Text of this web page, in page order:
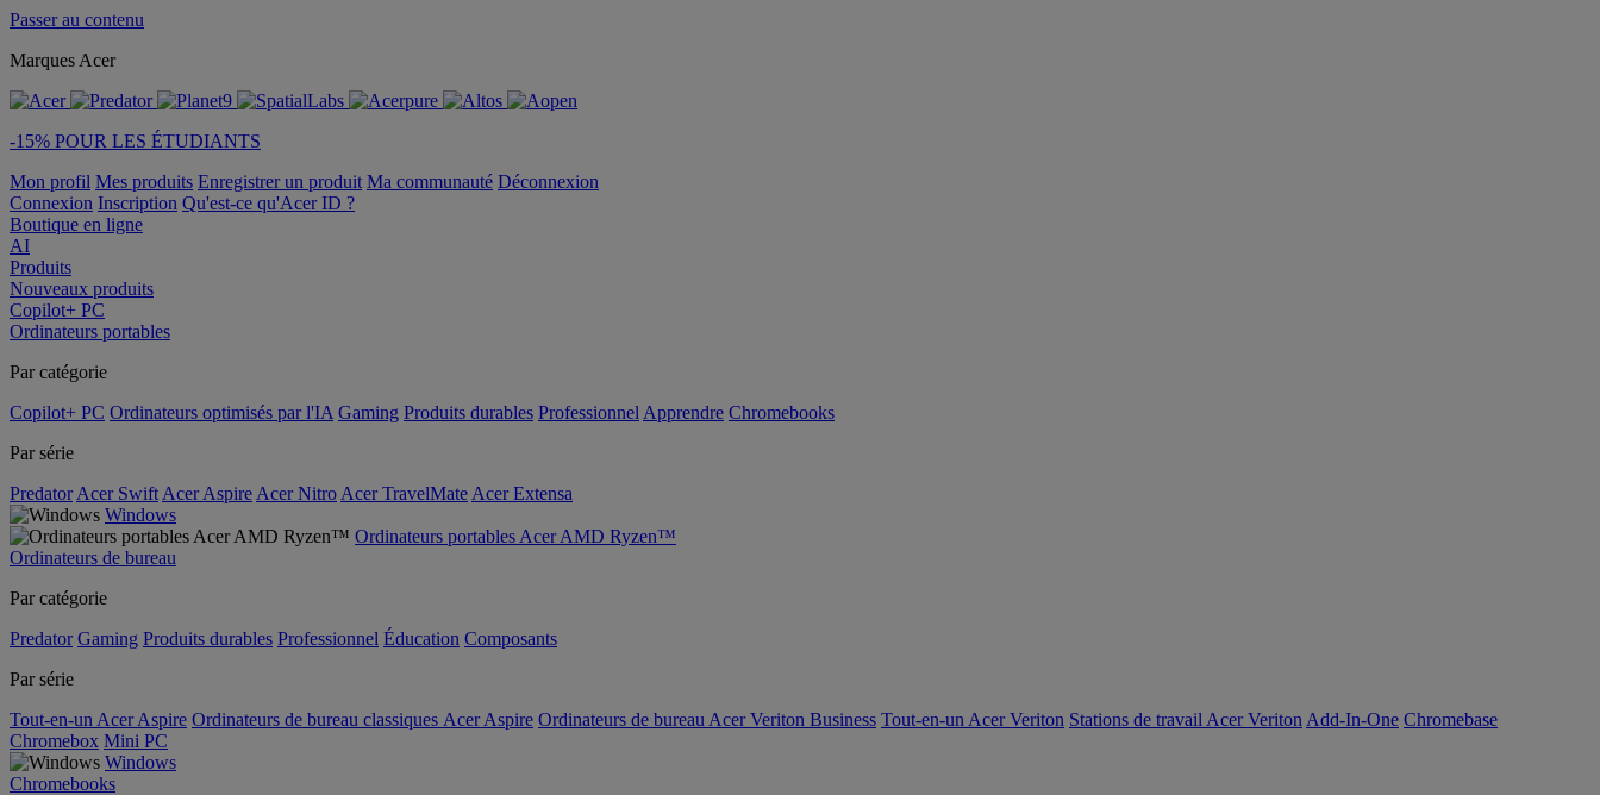
Passer au contenu
Marques Acer
-15% POUR LES ÉTUDIANTS
Mon profil Mes produits Enregistrer un produit Ma communauté Déconnexion
Connexion Inscription Qu'est-ce qu'Acer ID ?
Boutique en ligne
AI
Produits
Nouveaux produits
Copilot+ PC
Ordinateurs portables
Par catégorie
Copilot+ PC Ordinateurs optimisés par l'IA Gaming Produits durables Professionnel Apprendre Chromebooks
Par série
Predator Acer Swift Acer Aspire Acer Nitro Acer TravelMate Acer Extensa
Windows
Ordinateurs portables Acer AMD Ryzen™
Ordinateurs de bureau
Par catégorie
Predator Gaming Produits durables Professionnel Éducation Composants
Par série
Tout-en-un Acer Aspire Ordinateurs de bureau classiques Acer Aspire Ordinateurs de bureau Acer Veriton Business Tout-en-un Acer Veriton Stations de travail Acer Veriton Add-In-One Chromebase
Chromebox Mini PC
Windows
Chromebooks